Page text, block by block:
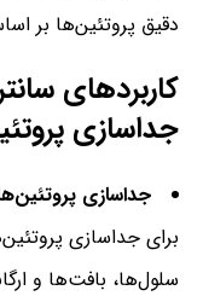
دقیق پروتئین‌ها بر
کاربردهای
جداسازی
جداسازی
برای جداسازی
سلول‌ها، بافت‌ها و